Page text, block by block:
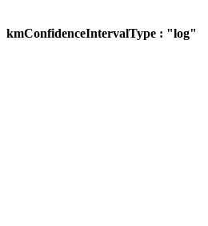
kmConfidenceIntervalType : "log"